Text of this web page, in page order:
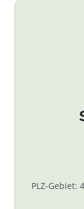
PLZ-Gebiet: